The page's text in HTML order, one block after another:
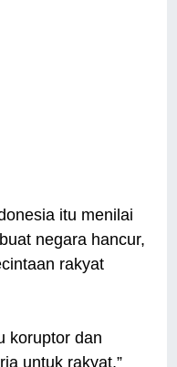
itu menilai
negara hancur,
rakyat
koruptor dan
untuk rakyat,”